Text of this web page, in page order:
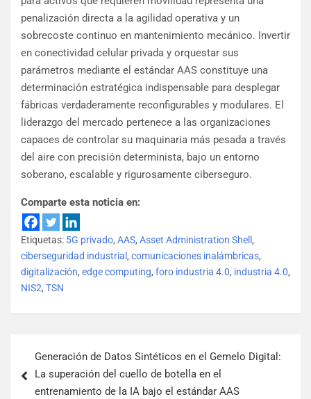
penalización directa a la agilidad operativa y un
sobrecoste continuo en mantenimiento mecánico. Invertir
en conectividad celular privada y orquestar sus
parámetros mediante el estándar AAS constituye una
determinación estratégica indispensable para desplegar
fábricas verdaderamente reconfigurables y modulares. El
liderazgo del mercado pertenece a las organizaciones
capaces de controlar su maquinaria más pesada a través
del aire con precisión determinista, bajo un entorno
soberano, escalable y rigurosamente ciberseguro.
Comparte esta noticia en:
Etiquetas: 5G privado, AAS, Asset Administration Shell ,
ciberseguridad industrial , comunicaciones inalámbricas,
digitalización, edge computing, foro industria 4.0, industria 4.0,
NIS2, TSN
Generación de Datos Sintéticos en el Gemelo Digital:
La superación del cuello de botella en el
entrenamiento de la IA bajo el estándar AAS